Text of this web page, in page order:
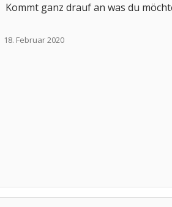
Kommt ganz drauf an was du
18. Februar 2020